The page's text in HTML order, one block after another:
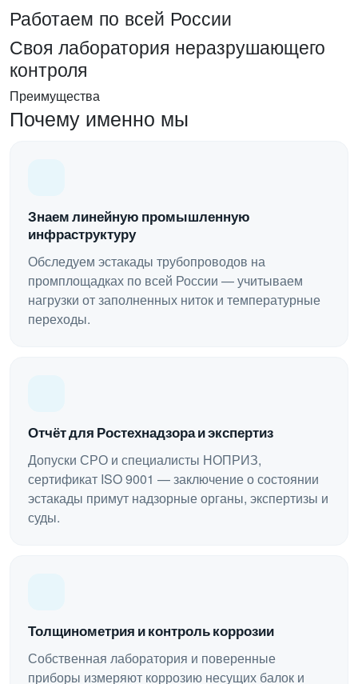
Работаем по всей России
Своя лаборатория неразрушающего
контроля
Преимущества
Почему именно мы
Знаем линейную промышленную
инфраструктуру
Обследуем эстакады трубопроводов на
промплощадках по всей России — учитываем
нагрузки от заполненных ниток и температурные
переходы.
Отчёт для Ростехнадзора и экспертиз
Допуски СРО и специалисты НОПРИЗ,
сертификат ISO 9001 — заключение о состоянии
эстакады примут надзорные органы, экспертизы и
суды.
Толщинометрия и контроль коррозии
Собственная лаборатория и поверенные
приборы измеряют коррозию несущих балок и